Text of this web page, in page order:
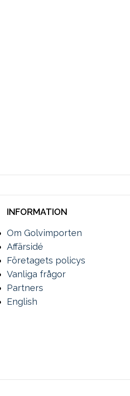
INFORMATION
Om Golvimporten
Affärsidé
Företagets policys
Vanliga frågor
Partners
English